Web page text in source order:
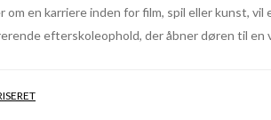
om en karriere inden for film, spil eller kunst,
efterskoleophold, der åbner døren til